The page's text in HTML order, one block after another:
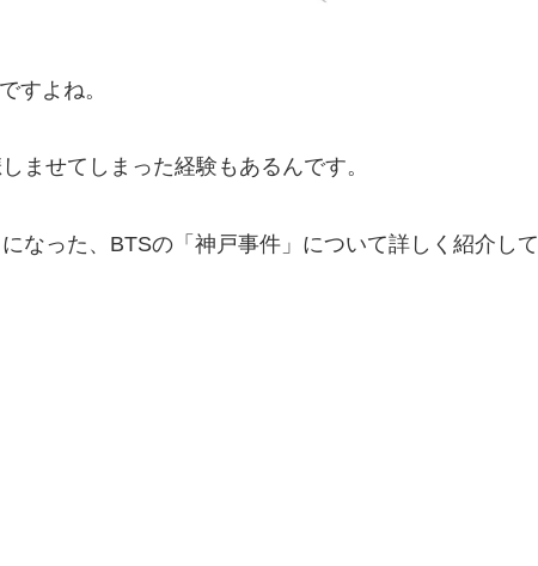
すよね。
ませてしまった経験もあるんです。
なった、BTSの「神戸事件」について詳しく紹介して